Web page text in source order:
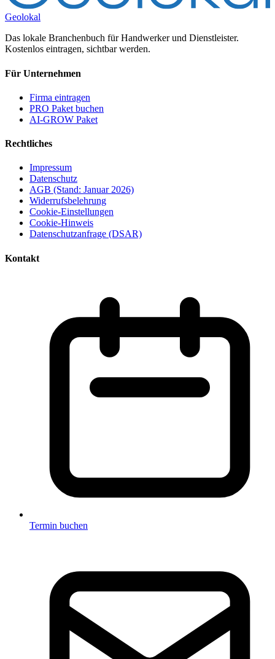
Geolokal
Das lokale Branchenbuch für Handwerker und Dienstleister.
Kostenlos eintragen, sichtbar werden.
Für Unternehmen
Firma eintragen
PRO Paket buchen
AI-GROW Paket
Rechtliches
Impressum
Datenschutz
AGB (Stand: Januar 2026)
Widerrufsbelehrung
Cookie-Einstellungen
Cookie-Hinweis
Datenschutzanfrage (DSAR)
Kontakt
Termin buchen